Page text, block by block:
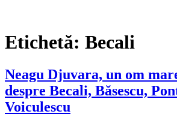
Etichetă: Becali
Neagu Djuvara, un om
despre Becali, Băsescu,
Voiculescu